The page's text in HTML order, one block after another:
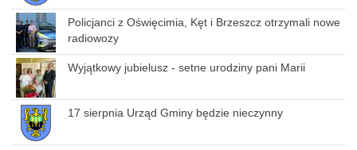
Policjanci z Oświęcimia, Kęt i Brzeszcz otrzymali nowe
radiowozy
Wyjątkowy jubielusz - setne urodziny pani Marii
17 sierpnia Urząd Gminy będzie nieczynny